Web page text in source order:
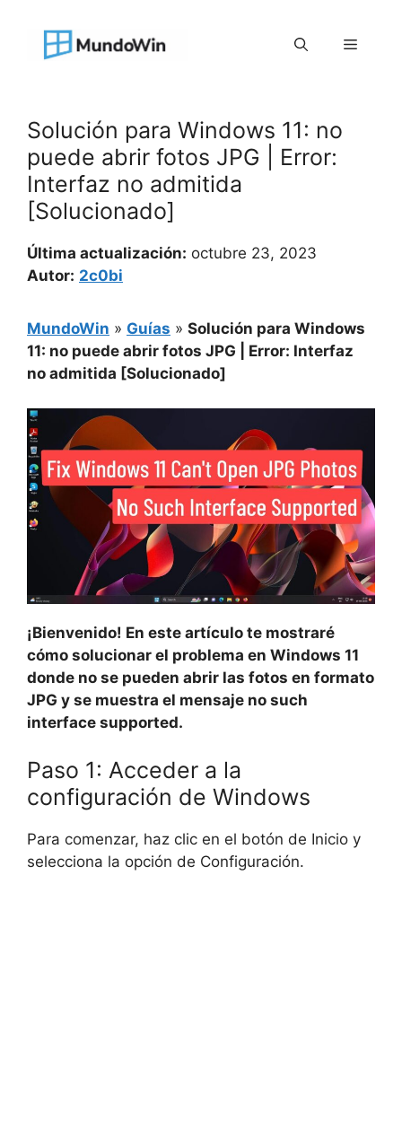
contenido
Menú
Solución para Windows 11: no
puede abrir fotos JPG | Error:
Interfaz no admitida
[Solucionado]
Última actualización: octubre 23, 2023
Autor: 2c0bi
MundoWin » Guías » Solución para Windows
11: no puede abrir fotos JPG | Error: Interfaz
no admitida [Solucionado]
¡Bienvenido! En este artículo te mostraré
cómo solucionar el problema en Windows 11
donde no se pueden abrir las fotos en formato
JPG y se muestra el mensaje no such
interface supported.
Paso 1: Acceder a la
configuración de Windows
Para comenzar, haz clic en el botón de Inicio y
selecciona la opción de Configuración.